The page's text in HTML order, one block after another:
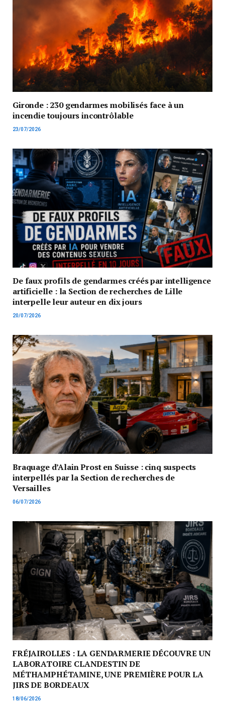
Gironde : 230 gendarmes mobilisés face à un
incendie toujours incontrôlable
23/07/2026
De faux profils de gendarmes créés par intelligence
artificielle : la Section de recherches de Lille
interpelle leur auteur en dix jours
20/07/2026
Braquage d’Alain Prost en Suisse : cinq suspects
interpellés par la Section de recherches de
Versailles
06/07/2026
FRÉJAIROLLES : LA GENDARMERIE DÉCOUVRE UN
LABORATOIRE CLANDESTIN DE
MÉTHAMPHÉTAMINE, UNE PREMIÈRE POUR LA
JIRS DE BORDEAUX
18/06/2026